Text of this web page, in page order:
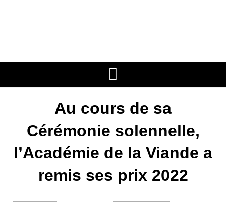
Au cours de sa
Cérémonie solennelle,
l’Académie de la Viande a
remis ses prix 2022